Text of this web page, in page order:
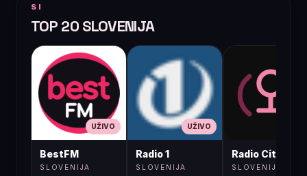
SI
TOP 20 SLOVENIJA
UŽIVO
BestFM
SLOVENIJA
UŽIVO
Radio 1
SLOVENIJA
Radio City
SLOVENIJA